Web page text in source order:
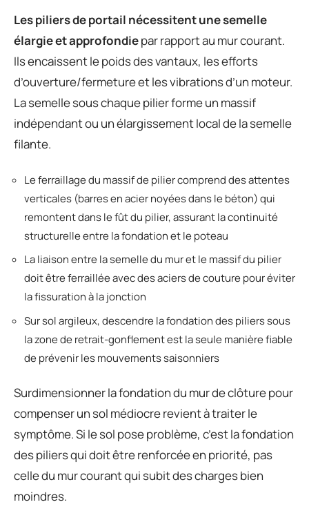
Les piliers de portail nécessitent une semelle
élargie et approfondiepar rapport au mur courant.
Ils encaissent le poids des vantaux, les efforts
d’ouverture/fermeture et les vibrations d’un moteur.
La semelle sous chaque pilier forme un massif
indépendant ou un élargissement local de la semelle
filante.
Le ferraillage du massif de pilier comprend des attentes
verticales (barres en acier noyées dans le béton) qui
remontent dans le fût du pilier, assurant la continuité
structurelle entre la fondation et le poteau
La liaison entre la semelle du mur et le massif du pilier
doit être ferraillée avec des aciers de couture pour éviter
la fissuration à la jonction
Sur sol argileux, descendre la fondation des piliers sous
la zone de retrait-gonflement est la seule manière fiable
de prévenir les mouvements saisonniers
Surdimensionner la fondation du mur de clôture pour
compenser un sol médiocre revient à traiter le
symptôme. Si le sol pose problème, c’est la fondation
des piliers qui doit être renforcée en priorité, pas
celle du mur courant qui subit des charges bien
moindres.